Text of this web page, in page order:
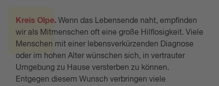
Kreis Olpe. Wenn das Lebensende naht, empfinden
wir als Mitmenschen oft eine große Hilflosigkeit. Viele
Menschen mit einer lebensverkürzenden Diagnose
oder im hohen Alter wünschen sich, in vertrauter
Umgebung zu Hause versterben zu können.
Entgegen diesem Wunsch verbringen viele